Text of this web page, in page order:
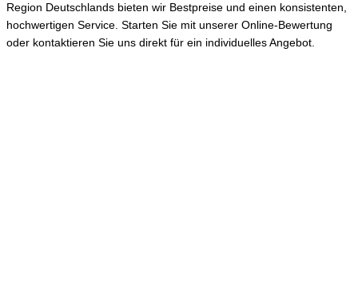
Region Deutschlands bieten wir Bestpreise und einen konsistenten,
hochwertigen Service. Starten Sie mit unserer Online-Bewertung
oder kontaktieren Sie uns direkt für ein individuelles Angebot.